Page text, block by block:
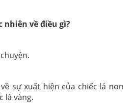
nhiên về điều gì?
sự xuất hiện của chiếc lá non
lá vàng.